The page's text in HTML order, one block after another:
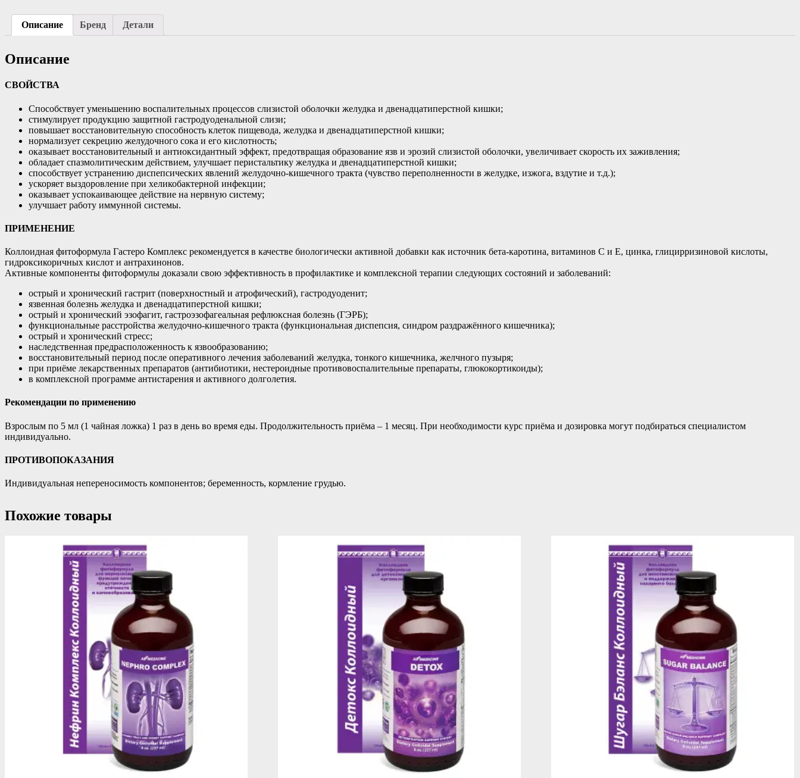
Описание Бренд Детали
Описание
СВОЙСТВА
Способствует уменьшению воспалительных процессов слизистой оболочки желудка и двенадцатиперстной кишки;
стимулирует продукцию защитной гастродуоденальной слизи;
повышает восстановительную способность клеток пищевода, желудка и двенадцатиперстной кишки;
нормализует секрецию желудочного сока и его кислотность;
оказывает восстановительный и антиоксидантный эффект, предотвращая образование язв и эрозий слизистой оболочки, увеличивает скорость их заживления;
обладает спазмолитическим действием, улучшает перистальтику желудка и двенадцатиперстной кишки;
способствует устранению диспепсических явлений желудочно-кишечного тракта (чувство переполненности в желудке, изжога, вздутие и т.д.);
ускоряет выздоровление при хеликобактерной инфекции;
оказывает успокаивающее действие на нервную систему;
улучшает работу иммунной системы.
ПРИМЕНЕНИЕ
Коллоидная фитоформула Гастеро Комплекс рекомендуется в качестве биологически активной добавки как источник бета-каротина, витаминов С и Е, цинка, глицирризиновой кислоты,
гидроксикоричных кислот и антрахинонов.
Активные компоненты фитоформулы доказали свою эффективность в профилактике и комплексной терапии следующих состояний и заболеваний:
острый и хронический гастрит (поверхностный и атрофический), гастродуоденит;
язвенная болезнь желудка и двенадцатиперстной кишки;
острый и хронический эзофагит, гастроэзофагеальная рефлюксная болезнь (ГЭРБ);
функциональные расстройства желудочно-кишечного тракта (функциональная диспепсия, синдром раздражённого кишечника);
острый и хронический стресс;
наследственная предрасположенность к язвообразованию;
восстановительный период после оперативного лечения заболеваний желудка, тонкого кишечника, желчного пузыря;
при приёме лекарственных препаратов (антибиотики, нестероидные противовоспалительные препараты, глюкокортикоиды);
в комплексной программе антистарения и активного долголетия.
Рекомендации по применению
Взрослым по 5 мл (1 чайная ложка) 1 раз в день во время еды. Продолжительность приёма – 1 месяц. При необходимости курс приёма и дозировка могут подбираться специалистом
индивидуально.
ПРОТИВОПОКАЗАНИЯ
Индивидуальная непереносимость компонентов; беременность, кормление грудью.
Похожие товары